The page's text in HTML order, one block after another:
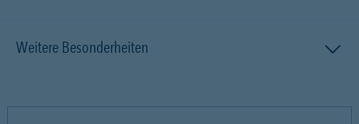
Weitere Besonderheiten